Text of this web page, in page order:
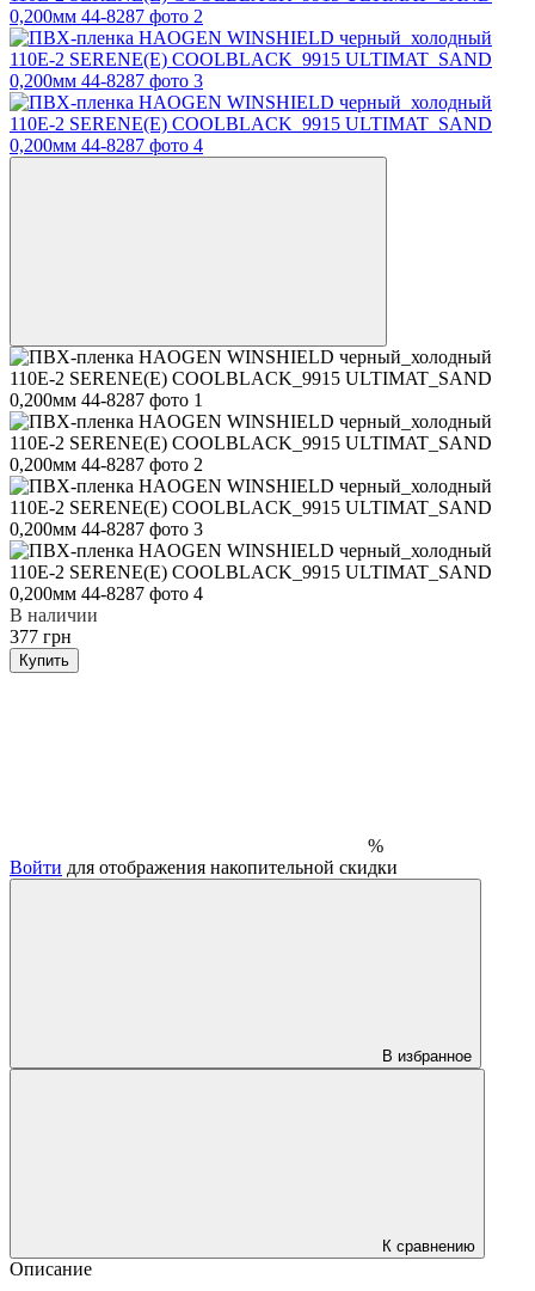
В наличии
377 грн
Купить
%
Войти для отображения накопительной скидки
В избранное
К сравнению
Описание